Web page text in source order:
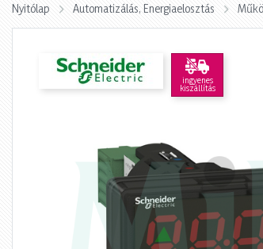
Nyitólap Automatizálás, Energiaelosztás
ingyenes
kiszállítás